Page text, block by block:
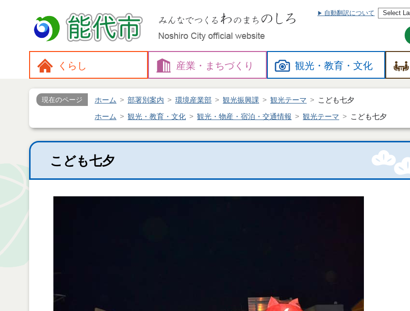
自動翻訳について
くらし 産業・ まちづくり 観光・教育・文化
現在のページ ホーム 部署別案内 環境産業部 観光振興課 観光テーマ こども七夕
ホーム 観光・教育・文化 観光・物産・宿泊・交通情報 観光テーマ こども七夕
こども七夕